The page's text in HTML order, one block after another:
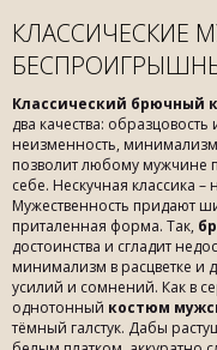
КЛАССИЧЕСКИЕ
Классический брючный
два качества:
неизменность,
позволит любому мужчине
себе. Нескучная классика
Мужественность придают
приталенная форма. Так,
достоинства и сгладит
минимализм в расцветке и
усилий и сомнений. Как в
однотонный костюм
тёмный галстук. Дабы